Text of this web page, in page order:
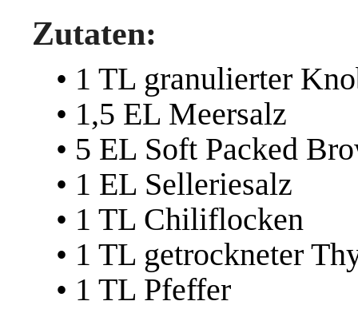
Zutaten:
• 1 TL granulierter
• 1,5 EL Meersalz
• 5 EL Soft Packed
• 1 EL Selleriesalz
• 1 TL Chiliflocken
• 1 TL getrockneter
• 1 TL Pfeffer